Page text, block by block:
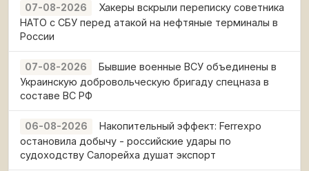
07-08-2026
Хакеры вскрыли переписку советника
НАТО с СБУ перед атакой на нефтяные терминалы в
России
07-08-2026
Бывшие военные ВСУ объединены в
Украинскую добровольческую бригаду спецназа в
составе ВС РФ
06-08-2026
Накопительный эффект: Ferrexpo
остановила добычу - российские удары по
судоходству Салорейха душат экспорт